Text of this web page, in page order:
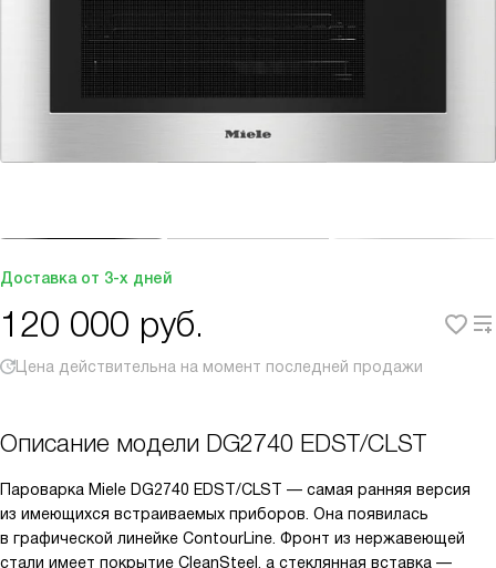
Доставка от 3-х дней
120 000 руб.
Цена действительна на момент последней продажи
Описание модели DG2740 EDST/CLST
Пароварка Miele DG2740 EDST/CLST — самая ранняя версия
из имеющихся встраиваемых приборов. Она появилась
в графической линейке ContourLine. Фронт из нержавеющей
стали имеет покрытие CleanSteel, а стеклянная вставка —